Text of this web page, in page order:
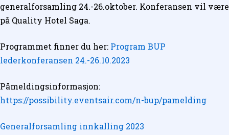
generalforsamling 24.-26.oktober. Konferansen vil være
på Quality Hotel Saga.
Programmet finner du her: Program BUP
lederkonferansen 24.-26.10.2023
Påmeldingsinformasjon:
https://possibility.eventsair.com/n-bup/pamelding
Generalforsamling innkalling 2023